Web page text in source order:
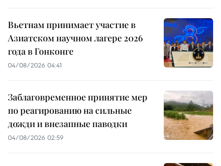
Вьетнам принимает участие в
Азиатском научном лагере 2026
года в Гонконге
04/08/2026 04:41
Заблаговременное принятие мер
по реагированию на сильные
дожди и внезапные паводки
04/08/2026 02:59